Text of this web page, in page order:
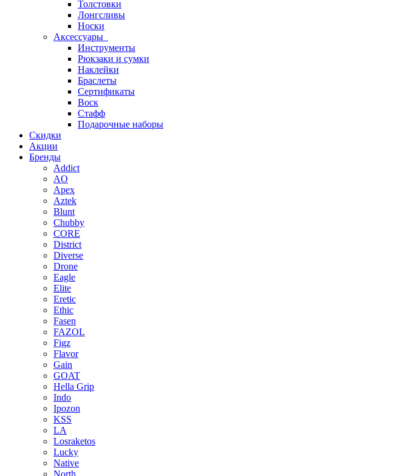
Толстовки
Лонгсливы
Носки
Аксессуары
Инструменты
Рюкзаки и сумки
Наклейки
Браслеты
Сертификаты
Воск
Стафф
Подарочные наборы
Скидки
Акции
Бренды
Addict
AO
Apex
Aztek
Blunt
Chubby
CORE
District
Diverse
Drone
Eagle
Elite
Eretic
Ethic
Fasen
FAZOL
Figz
Flavor
Gain
GOAT
Hella Grip
Indo
Ipozon
KSS
LA
Losraketos
Lucky
Native